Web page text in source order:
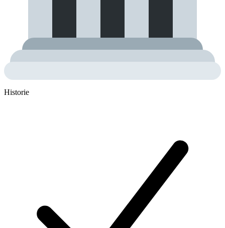
Historie